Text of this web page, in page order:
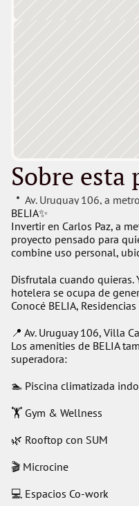
Sobre esta
Av. Uruguay 106, a
BELIA✨
Invertir en Carlos Paz, a
proyecto pensado para
combine uso personal,
Disfrutala cuando quieras.
hotelera se ocupa de
Conocé BELIA,
📍 Av. Uruguay 106, Villa
Los amenities de BELIA
superadora:
🏊 Piscina climatizada
🏋️ Gym & Wellness
🌿 Rooftop con SUM
🎬 Microcine
💻 Espacios Co-work